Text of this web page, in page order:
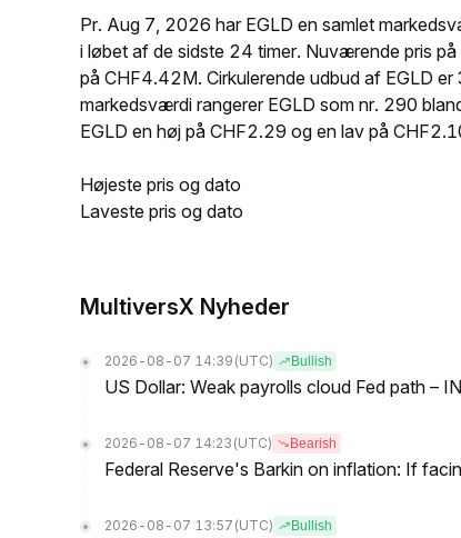
Pr. Aug 7, 2026 har EGLD en samlet
i løbet af de sidste 24 timer. Nuværende pris
på CHF4.42M. Cirkulerende udbud af EGLD
markedsværdi rangerer EGLD som nr. 290
EGLD en høj på CHF2.29 og en lav på
Højeste pris og dato
Laveste pris og dato
MultiversX Nyheder
2026-08-07 14:39 (UTC) Bullish
US Dollar: Weak payrolls cloud Fed path –
2026-08-07 14:23 (UTC) Bearish
Federal Reserve's Barkin on inflation: If
2026-08-07 13:57 (UTC) Bullish